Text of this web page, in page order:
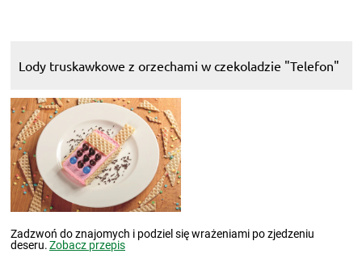
Lody truskawkowe z orzechami w czekoladzie "Telefon"
Zadzwoń do znajomych i podziel się wrażeniami po zjedzeniu
deseru.Zobacz przepis